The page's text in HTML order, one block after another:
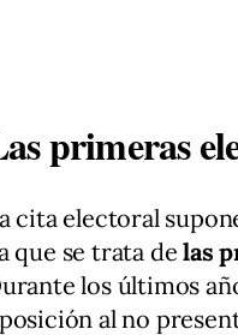
primeras
cita electoral
que se trata delas
los últimos
al no